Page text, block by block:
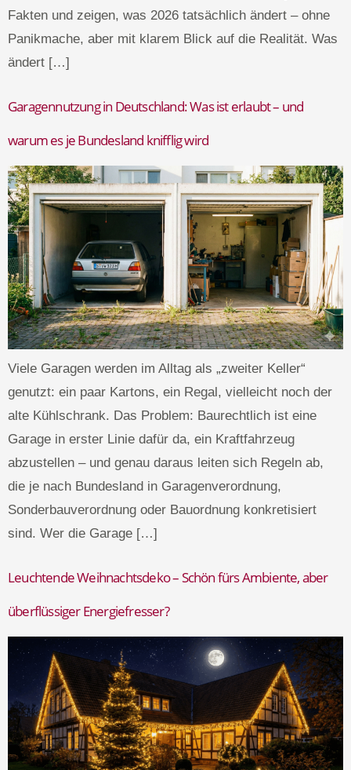
Fakten und zeigen, was 2026 tatsächlich ändert – ohne
Panikmache, aber mit klarem Blick auf die Realität. Was
ändert […]
Garagennutzung in Deutschland: Was ist erlaubt – und
warum es je Bundesland knifflig wird
Viele Garagen werden im Alltag als „zweiter Keller“
genutzt: ein paar Kartons, ein Regal, vielleicht noch der
alte Kühlschrank. Das Problem: Baurechtlich ist eine
Garage in erster Linie dafür da, ein Kraftfahrzeug
abzustellen – und genau daraus leiten sich Regeln ab,
die je nach Bundesland in Garagenverordnung,
Sonderbauverordnung oder Bauordnung konkretisiert
sind. Wer die Garage […]
Leuchtende Weihnachtsdeko – Schön fürs Ambiente, aber
überflüssiger Energiefresser?